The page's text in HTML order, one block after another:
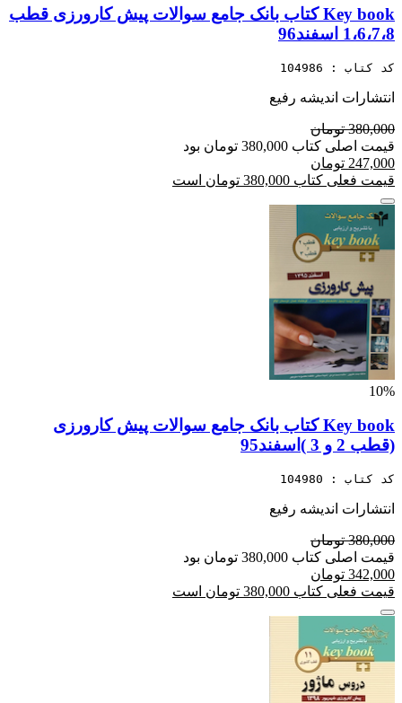
Key book کتاب بانک جامع سوالات پیش کارورزی قطب
1،6،7،8 اسفند96
کد کتاب : 104986
انتشارات اندیشه رفیع
380,000 تومان
قیمت اصلی کتاب 380,000 تومان بود
247,000 تومان
قیمت فعلی کتاب 380,000 تومان است
10%
Key book کتاب بانک جامع سوالات پیش کارورزی
(قطب 2 و 3 )اسفند95
کد کتاب : 104980
انتشارات اندیشه رفیع
380,000 تومان
قیمت اصلی کتاب 380,000 تومان بود
342,000 تومان
قیمت فعلی کتاب 380,000 تومان است